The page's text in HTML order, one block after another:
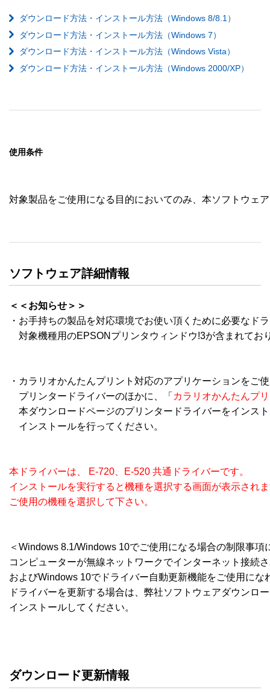
ダウンロード方法・インストール方法（Windows 8/8.1）
ダウンロード方法・インストール方法（Windows 7）
ダウンロード方法・インストール方法（Windows Vista）
ダウンロード方法・インストール方法（Windows 2000/XP）
使用条件
対象製品をご使用になる目的においてのみ、本ソフトウェ
ソフトウェア詳細情報
＜＜お知らせ＞＞
・お手持ちの製品を対応環境でお使い頂くために必要なド
対象機種用のEPSONプリンタウィンドウ!3が含まれてお
・カラリオかんたんプリント対応のアプリケーションをご
プリンタードライバーのほかに、「 カラリオかんたんプ
本ダウンロードページのプリンタードライバーをインス
インストールを行ってください。
本ドライバーは、 E-720、E-520 共通ドライバーです。
インストールを実行すると機種を選択する画面が表示され
ご使用の機種を選択して下さい。
＜Windows 8.1/Windows 10でご使用になる場合の制限事項
コンピューターが無線ネットワークでインターネット接続
およびWindows 10でドライバー自動更新機能をご使用にな
ドライバーを更新する場合は、弊社ソフトウェアダウンロ
インストールしてください。
ダウンロード更新情報